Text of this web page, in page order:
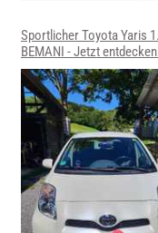
Sportlicher Toyota Yaris
BEMANI - Jetzt